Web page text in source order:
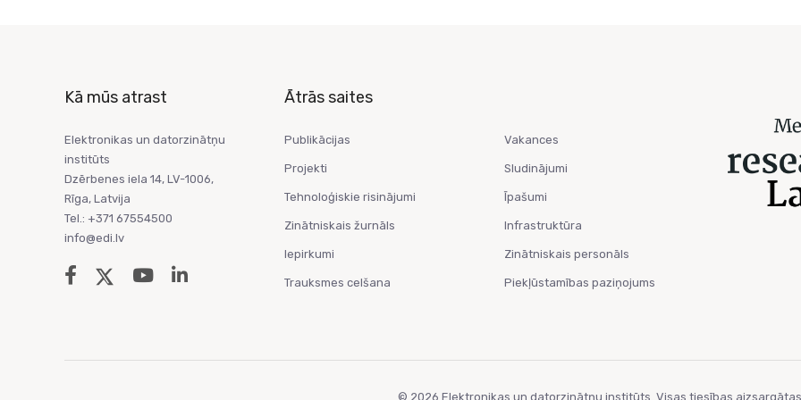
Kā mūs atrast
Elektronikas un datorzinātņu
institūts
Dzērbenes iela 14, LV-1006,
Rīga, Latvija
Tel.: +371 67554500
info@edi.lv
Ātrās saites
Publikācijas
Projekti
Tehnoloģiskie risinājumi
Zinātniskais žurnāls
Iepirkumi
Trauksmes celšana
Vakances
Sludinājumi
Īpašumi
Infrastruktūra
Zinātniskais personāls
Piekļūstamības paziņojums
© 2026 Elektronikas un datorzinātņu institūts. Visas tiesības